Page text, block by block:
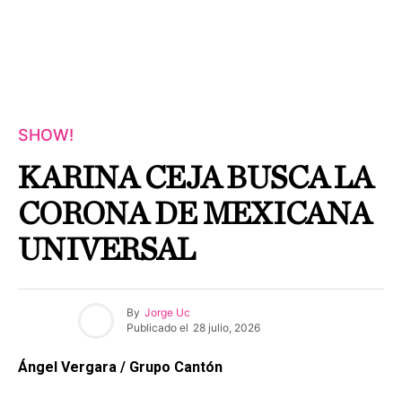
SHOW!
KARINA CEJA BUSCA LA
CORONA DE MEXICANA
UNIVERSAL
By Jorge Uc
Publicado el 28 julio, 2026
Ángel Vergara / Grupo Cantón